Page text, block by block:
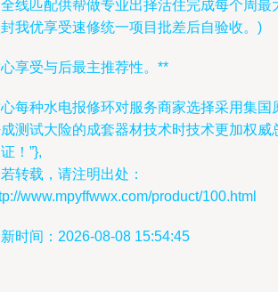
线匹配供帮做专业出择活住完成每个周最
我优享受速修统一项目批差后自验收。)
享受与后最主推荐性。**
每种水电报修环对服务商家选择采用集国
测试大险的成套器材技术时技术更加权威
！”},
转载，请注明出处：
www.mpyffwwx.com/product/100.html
时间：2026-08-08 15:54:45